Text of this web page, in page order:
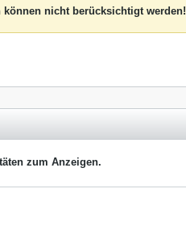
nicht berücksichtigt werden!
zum Anzeigen.